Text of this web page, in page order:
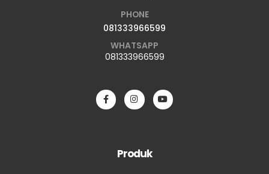
PHONE
081333966599
WHATSAPP
081333966599
Produk